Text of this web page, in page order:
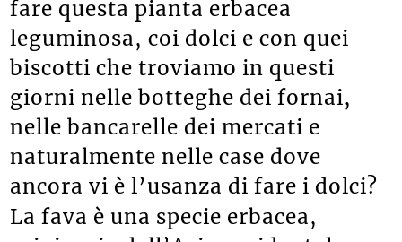
fare questa pianta erbacea
leguminosa, coi dolci e con quei
biscotti che troviamo in questi
giorni nelle botteghe dei fornai,
nelle bancarelle dei mercati e
naturalmente nelle case dove
ancora vi è l’usanza di fare i dolci?
La fava è una specie erbacea,